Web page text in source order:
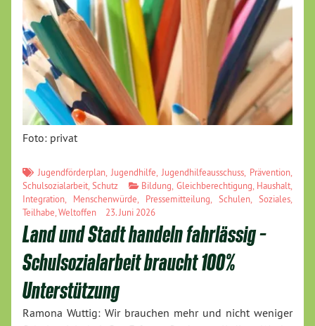
Foto: privat
Jugendförderplan Jugendhilfe Jugendhilfeausschuss Prävention
Schulsozialarbeit ,Schutz Bildung Gleichberechtigung Haushalt
Integration
Menschenwürde Pressemitteilung Schulen Soziales
Teilhabe Weltoffen 23. Juni 2026
Land und Stadt handeln fahrlässig –
Schulsozialarbeit braucht 100%
Unterstützung
Ramona Wuttig: Wir brauchen mehr und nicht weniger